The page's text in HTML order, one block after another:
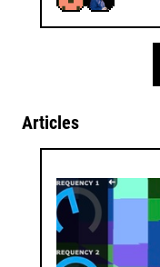
Articles